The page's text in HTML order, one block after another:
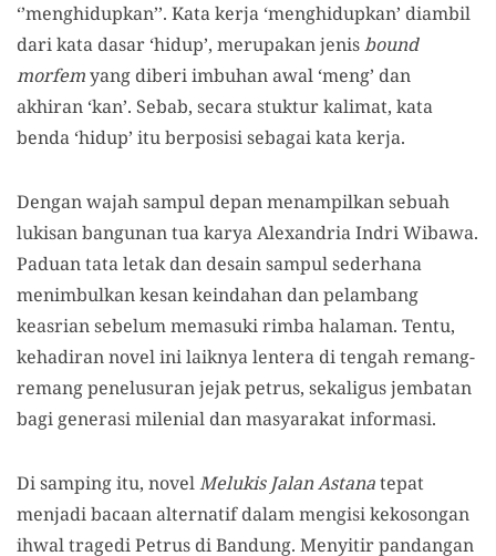
‘’menghidupkan’’. Kata kerja ‘menghidupkan’ diambil
dari kata dasar ‘hidup’, merupakan jenisbound
morfemyang diberi imbuhan awal ‘meng’ dan
akhiran ‘kan’. Sebab, secara stuktur kalimat, kata
benda ‘hidup’ itu berposisi sebagai kata kerja.
Dengan wajah sampul depan menampilkan sebuah
lukisan bangunan tua karya Alexandria Indri Wibawa.
Paduan tata letak dan desain sampul sederhana
menimbulkan kesan keindahan dan pelambang
keasrian sebelum memasuki rimba halaman. Tentu,
kehadiran novel ini laiknya lentera di tengah remang-
remang penelusuran jejak petrus, sekaligus jembatan
bagi generasi milenial dan masyarakat informasi.
Di samping itu, novelMelukis Jalan Astanatepat
menjadi bacaan alternatif dalam mengisi kekosongan
ihwal tragedi Petrus di Bandung. Menyitir pandangan